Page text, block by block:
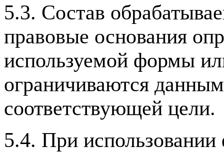
5.3. Состав
правовые основания
используемой формы
ограничиваются
соответствующей цели.
5.4. При